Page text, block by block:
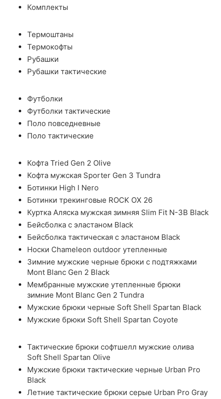
Комплекты
Термоштаны
Термокофты
Рубашки
Рубашки тактические
Футболки
Футболки тактические
Поло повседневные
Поло тактические
Кофта Tried Gen 2 Olive
Кофта мужская Sporter Gen 3 Tundra
Ботинки High I Nero
Ботинки трекинговые ROCK OX 26
Куртка Аляска мужская зимняя Slim Fit N-3B Black
Бейсболка с эластаном Black
Бейсболка тактическая с эластаном Black
Носки Chameleon outdoor утепленные
Зимние мужские черные брюки с подтяжками
Mont Blanc Gen 2 Black
Мембранные мужские утепленные брюки
зимние Mont Blanc Gen 2 Tundra
Мужские брюки черные Soft Shell Spartan Black
Мужские брюки Soft Shell Spartan Coyote
Тактические брюки софтшелл мужские олива
Soft Shell Spartan Olive
Мужские брюки тактические черные Urban Pro
Black
Летние тактические брюки серые Urban Pro Gray